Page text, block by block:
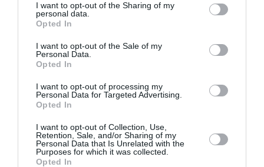
I want to opt-out of the Sharing of my
personal data.
Opted In
I want to opt-out of the Sale of my
Personal Data.
Opted In
I want to opt-out of processing my
Personal Data for Targeted Advertising.
Opted In
I want to opt-out of Collection, Use,
Retention, Sale, and/or Sharing of my
Personal Data that Is Unrelated with the
Purposes for which it was collected.
Opted In
Mania The Abba
Tribute: Μια
μοναδική συναυλία
Theater
The Magician’s
Farewell: Οι Uriah